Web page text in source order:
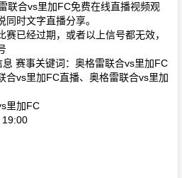
联合vs里加FC免费在线直播视频观
时文字直播分享。
赛已经过期，或者以上信号都无效，
赛事关键词：奥格雷联合vs里加FC
合vs里加FC直播、奥格雷联合vs里加
里加FC
19:00